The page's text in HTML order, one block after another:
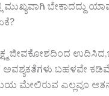
ಮುಖ್ಯವಾಗಿ ಬೇಕಾದದ್ದು
ಬಹಳವೇ
ಎಲ್ಲವೂ